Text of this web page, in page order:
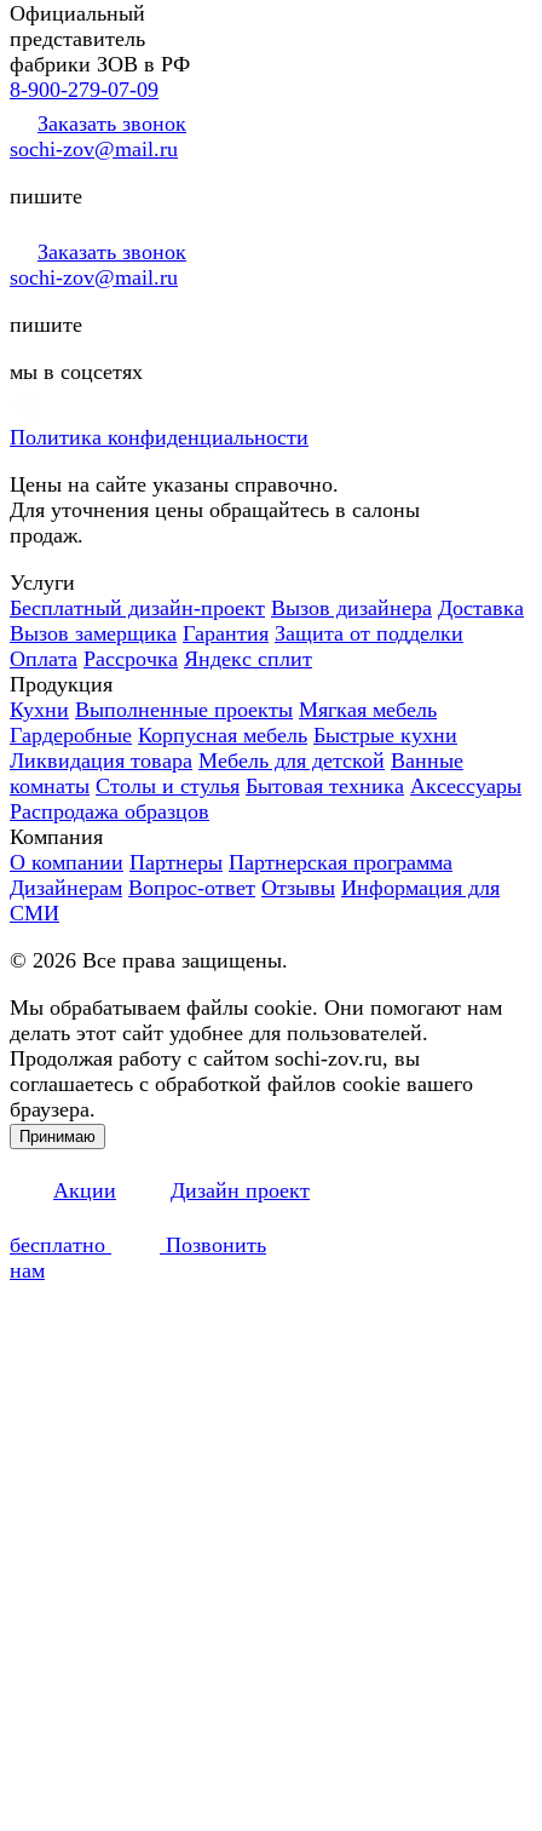
Официальный
представитель
фабрики ЗОВ в РФ
8-900-279-07-09
Заказать звонок
sochi-zov@mail.ru
пишите
Заказать звонок
sochi-zov@mail.ru
пишите
мы в соцсетях
Политика конфиденциальности
Цены на сайте указаны справочно.
Для уточнения цены обращайтесь в салоны
продаж.
Услуги
Бесплатный дизайн-проект Вызов дизайнера Доставка
Вызов замерщика Гарантия Защита от подделки
Оплата Рассрочка Яндекс сплит
Продукция
Кухни Выполненные проекты Мягкая мебель
Гардеробные Корпусная мебель Быстрые кухни
Ликвидация товара Мебель для детской Ванные
комнаты Столы и стулья Бытовая техника Аксессуары
Распродажа образцов
Компания
О компании Партнеры Партнерская программа
Дизайнерам Вопрос-ответ Отзывы Информация для
СМИ
© 2026 Все права защищены.
Мы обрабатываем файлы cookie. Они помогают нам
делать этот сайт удобнее для пользователей.
Продолжая работу с сайтом sochi-zov.ru, вы
соглашаетесь с обработкой файлов cookie вашего
браузера.
Принимаю
Акции Дизайн проект
бесплатно
Позвонить
нам